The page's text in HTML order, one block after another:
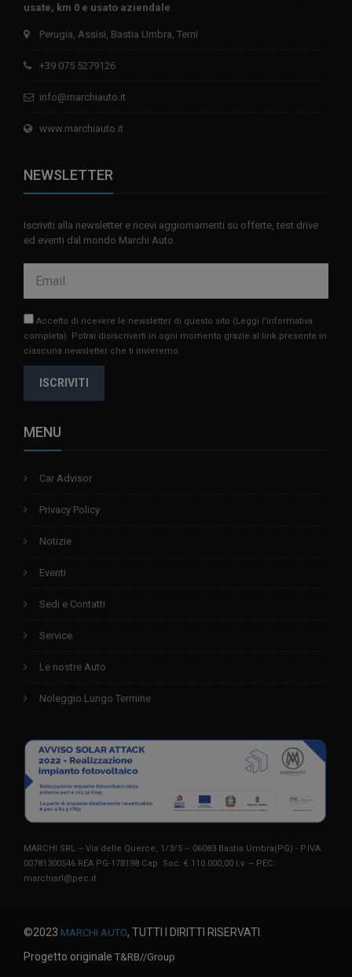
usate, km 0 e usato aziendale
Perugia, Assisi, Bastia Umbra, Terni
+39 075 5279126
info@marchiauto.it
www.marchiauto.it
NEWSLETTER
Iscriviti alla newsletter e ricevi aggiornamenti su offerte, test drive
ed eventi dal mondo Marchi Auto.
Accetto di ricevere le newsletter di questo sito (Leggi l'informativa
completa). Potrai disiscriverti in ogni momento grazie al link presente in
ciascuna newsletter che ti invieremo.
ISCRIVITI
MENU
Car Advisor
Privacy Policy
Notizie
Eventi
Sedi e Contatti
Service
Le nostre Auto
Noleggio Lungo Termine
MARCHI SRL – Via delle Querce, 1/3/5 – 06083 Bastia Umbra(PG) - P.IVA
00781300546 REA PG-178198 Cap. Soc. € 110.000,00 i.v. – PEC:
marchisrl@pec.it
©2023 MARCHI AUTO, TUTTI I DIRITTI RISERVATI.
Progetto originale T&RB//Group